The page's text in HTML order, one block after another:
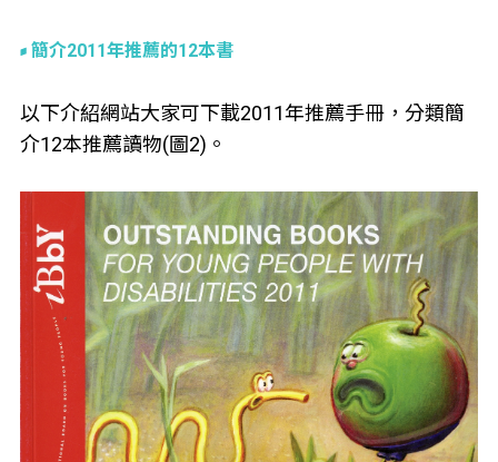
簡介2011年推薦的12本書
以下介紹網站大家可下載2011年推薦手冊，分類簡
介12本推薦讀物(圖2)。